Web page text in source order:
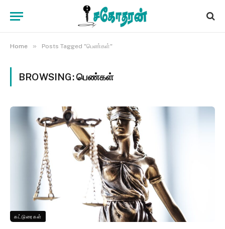
Home » Posts Tagged "பெண்கள்"
BROWSING:பெண்கள்
கட்டுரைகள்